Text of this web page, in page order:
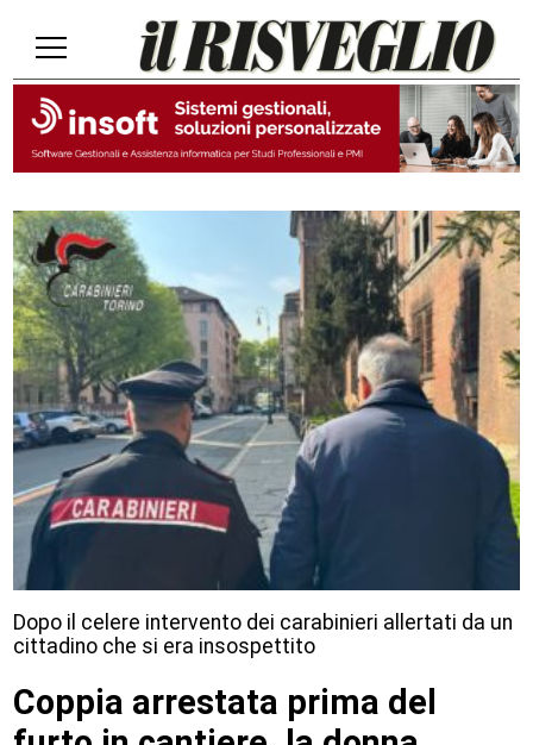
Dopo il celere intervento dei carabinieri allertati da un
cittadino che si era insospettito
Coppia arrestata prima del